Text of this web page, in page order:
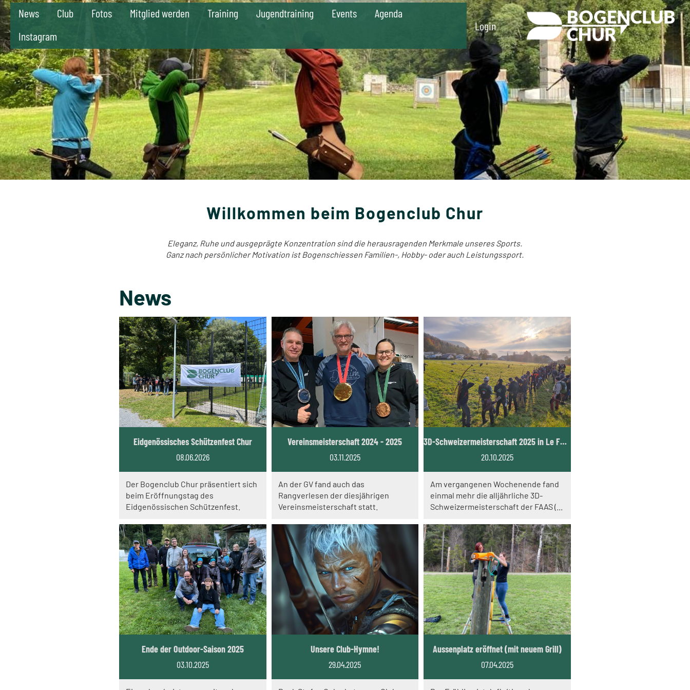
News Club Fotos Mitglied werden Training Jugendtraining Events
Agenda
Instagram
Login
Willkommen beim Bogenclub Chur
Eleganz, Ruhe und ausgeprägte Konzentration sind die herausragenden Merkmale unseres Sports.
Ganz nach persönlicher Motivation ist Bogenschiessen Familien-, Hobby- oder auch Leistungssport.
News
Eidgenössisches Schützenfest Chur
08.06.2026
Der Bogenclub Chur präsentiert sich
beim Eröffnungstag des
Eidgenössischen Schützenfest.
Vereinsmeisterschaft 2024 - 2025
03.11.2025
An der GV fand auch das
Rangverlesen der diesjährigen
Vereinsmeisterschaft statt.
3D-Schweizermeisterschaft 2025 in Le Fuet
20.10.2025
Am vergangenen Wochenende fand
einmal mehr die alljährliche 3D-
Schweizermeisterschaft der FAAS (...
Ende der Outdoor-Saison 2025
03.10.2025
Unsere Club-Hymne!
29.04.2025
Aussenplatz eröffnet (mit neuem Grill)
07.04.2025